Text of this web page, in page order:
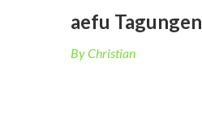
aefu Tagungen
By Christian